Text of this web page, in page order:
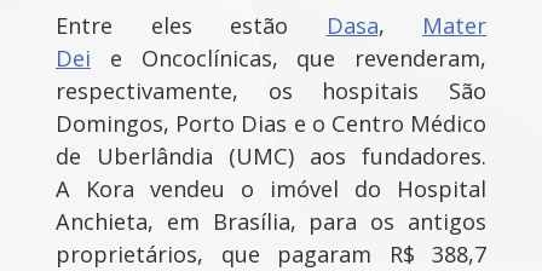
Entre eles estão Dasa, Mater
Dei e Oncoclínicas, que revenderam,
respectivamente, os hospitais São
Domingos, Porto Dias e o Centro Médico
de Uberlândia (UMC) aos fundadores.
A Kora vendeu o imóvel do Hospital
Anchieta, em Brasília, para os antigos
proprietários, que pagaram R$ 388,7